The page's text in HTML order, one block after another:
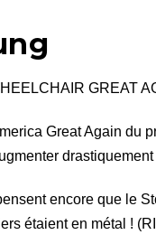
GREAT
Great Again du
encore que le
étaient en métal !